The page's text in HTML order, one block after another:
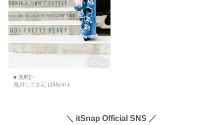
■ 腕時計
瀧川リコさん (158cm )
＼ itSnap Official SNS ／